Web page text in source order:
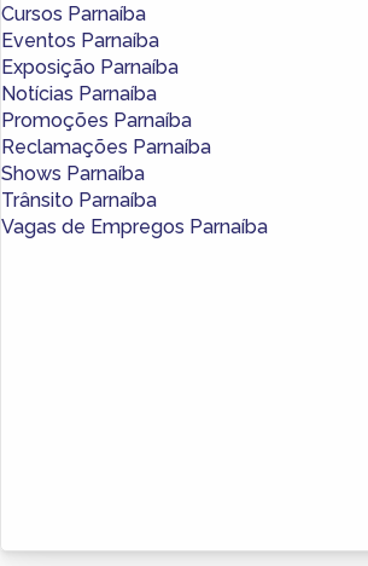
Cursos Parnaíba
Eventos Parnaíba
Exposição Parnaíba
Notícias Parnaíba
Promoções Parnaíba
Reclamações Parnaíba
Shows Parnaíba
Trânsito Parnaíba
Vagas de Empregos Parnaíba